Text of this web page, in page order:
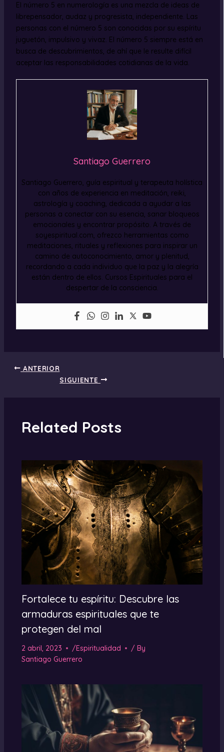
El número 5 en numerología es una mezcla de ideas de
librepensador, audaz y progresista, independiente. Las
personas con el número 5 son conocidas por su espíritu
juguetón, impulsivo y vivaz. El número 5 siempre está en
busca de descubrimientos, de ahí que le resulte difícil
aceptar las responsabilidades cotidianas de la vida.
Santiago Guerrero
Santiago Guerrero, guía espiritual y terapeuta holística
con años de experiencia en meditación, reiki,
astrología y coaching, dedicada a ayudar a las
personas a conectar con su esencia, sanar bloqueos
emocionales y encontrar propósito. A través de
soyespiritual.com, ofrezco herramientas como
meditaciones, rituales y reflexiones para inspirar un
camino de autoconocimiento, amor y plenitud,
recordando a cada individuo que la paz y la alegría
están dentro de ellos. Cursos Espirituales para el
despertar de la consciencia.
ANTERIOR
SIGUIENTE
Related Posts
Fortalece tu espíritu: Descubre las
armaduras espirituales que te
protegen del mal
2 abril, 2023 /Espiritualidad
/ By
Santiago Guerrero